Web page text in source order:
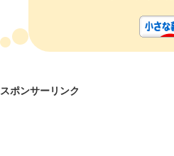
スポンサーリンク